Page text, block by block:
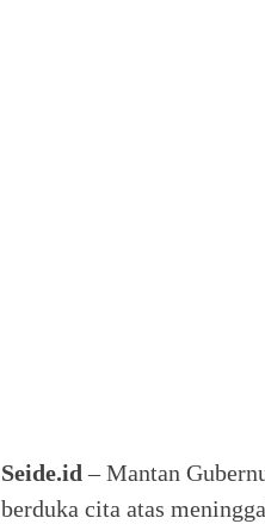
Seide.id – Mantan
berduka cita atas